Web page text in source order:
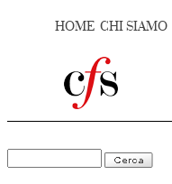
HOME CHI SIAMO